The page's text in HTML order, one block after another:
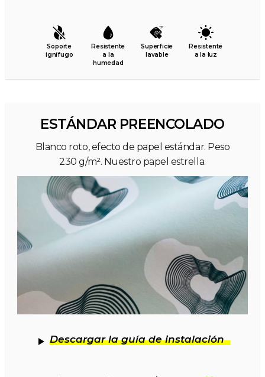
Soporte
ignífugo
Resistente
a la
humedad
Superficie
lavable
Resistente
a la luz
ESTÁNDAR PREENCOLADO
Blanco roto, efecto de papel estándar. Peso
230 g/m². Nuestro papel estrella.
Descargar la guía de instalación